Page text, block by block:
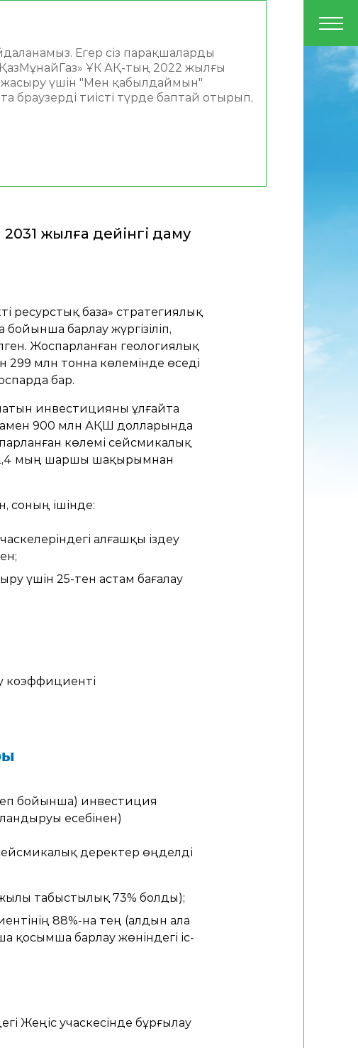
жылға дейінгі даму
ресурстық база» стратегиялық
барлау жүргізіліп,
Жоспарланған геологиялық
млн тонна көлемінде өседі
бар.
инвестицияны ұлғайта
900 млн АҚШ долларында
көлемі сейсмикалық
2,4 мың шаршы шақырымнан
соның ішінде:
алғашқы іздеу
үшін 25-тен астам бағалау
коэффициенті
бойынша) инвестиция
есебінен)
деректер өңделді
табыстылық 73% болды);
88%-на тең (алдын ала
барлау жөніндегі іс-
Жеңіс учаскесінде бұрғылау
Егер сіз парақшаларды
ҰК АҚ-тың 2022 жылғы
жасыру үшін "Мен қабылдаймын"
браузерді тиісті түрде баптай отырып,